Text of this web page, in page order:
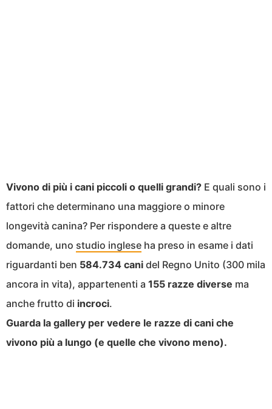
Vivono di più i cani piccoli o quelli grandi? E quali sono i
fattori che determinano una maggiore o minore
longevità canina? Per rispondere a queste e altre
domande, uno studio inglese ha preso in esame i dati
riguardanti ben 584.734 cani del Regno Unito (300 mila
ancora in vita), appartenenti a 155 razze diverse ma
anche frutto di incroci.
Guarda la gallery per vedere le razze di cani che
vivono più a lungo (e quelle che vivono meno).